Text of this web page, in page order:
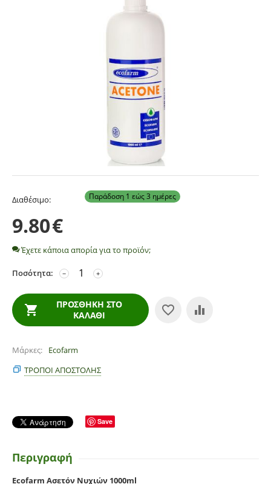
Διαθέσιμο: Παράδοση 1 εώς 3 ημέρες
9.80€
Έχετε κάποια απορία για το προϊόν;
Ποσότητα: +
−
ΠΡΟΣΘΉΚΗ ΣΤΟ
ΚΑΛΆΘΙ
Μάρκες
Ecofarm
ΤΡΌΠΟΙ ΑΠΟΣΤΟΛΉΣ
Save
Περιγραφή
Ecofarm Ασετόν Νυχιών 1000ml